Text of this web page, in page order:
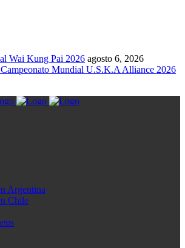
Wai Kung Pai 2026 agosto 6, 2026
Campeonato Mundial U.S.K.A Alliance 2026
Argentina
Chile